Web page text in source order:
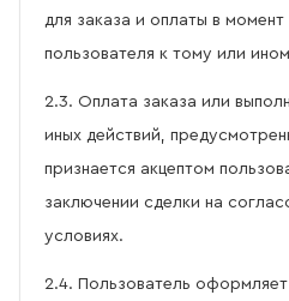
для заказа и оплаты в
пользователя к тому или
2.3. Оплата заказа или
иных действий,
признается акцептом
заключении сделки на
условиях.
2.4. Пользователь